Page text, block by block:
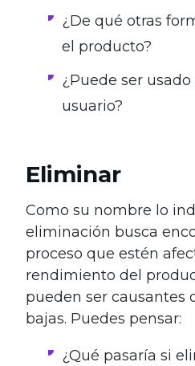
¿De qué otras
el producto?
¿Puede ser
usuario?
Eliminar
Como su nombre lo
eliminación busca
proceso que estén
rendimiento del
pueden ser causantes
bajas. Puedes pensar:
¿Qué pasaría si